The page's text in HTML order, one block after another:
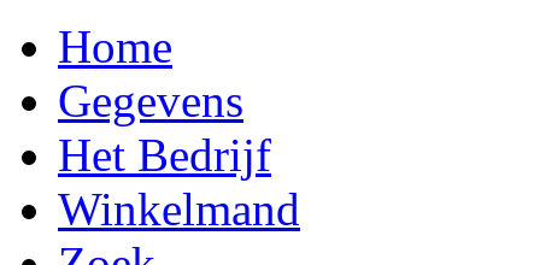
Home
Gegevens
Het Bedrijf
Winkelmand